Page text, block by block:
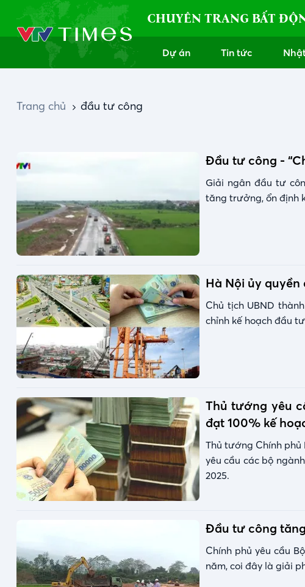
CHUYÊN TRANG BẤT
Dự án Tin tức
Trang chủ đầu tư công
Đầu tư công -
Giải ngân đầu tư
tăng trưởng, ổn định
Hà Nội ủy
Chủ tịch UBND
chỉnh kế hoạch đầu
Thủ tướng yêu
đạt 100% kế
Thủ tướng Chính phủ
yêu cầu các bộ
2025.
Đầu tư công
Chính phủ yêu cầu
năm, coi đây là giải